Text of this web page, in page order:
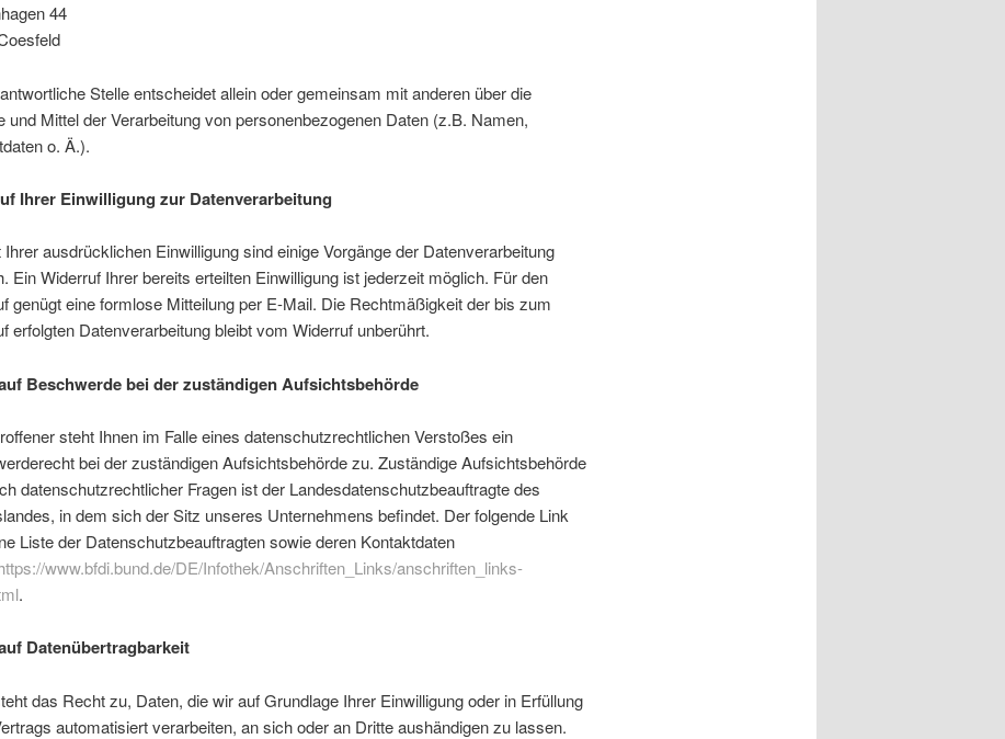
44
Stelle entscheidet allein oder gemeinsam mit anderen über die
und Mittel der Verarbeitung von personenbezogenen Daten (z.B. Namen,
o. Ä.).
Ihrer Einwilligung zur Datenverarbeitung
Ihrer ausdrücklichen Einwilligung sind einige Vorgänge der Datenverarbeitung
Ein Widerruf Ihrer bereits erteilten Einwilligung ist jederzeit möglich. Für den
genügt eine formlose Mitteilung per E-Mail. Die Rechtmäßigkeit der bis zum
erfolgten Datenverarbeitung bleibt vom Widerruf unberührt.
Beschwerde bei der zuständigen Aufsichtsbehörde
steht Ihnen im Falle eines datenschutzrechtlichen Verstoßes ein
bei der zuständigen Aufsichtsbehörde zu. Zuständige Aufsichtsbehörde
datenschutzrechtlicher Fragen ist der Landesdatenschutzbeauftragte des
in dem sich der Sitz unseres Unternehmens befindet. Der folgende Link
Liste der Datenschutzbeauftragten sowie deren Kontaktdaten
www.bfdi.bund.de/DE/Infothek/Anschriften_Links/anschriften_links-
.
Datenübertragbarkeit
das Recht zu, Daten, die wir auf Grundlage Ihrer Einwilligung oder in Erfüllung
automatisiert verarbeiten, an sich oder an Dritte aushändigen zu lassen.